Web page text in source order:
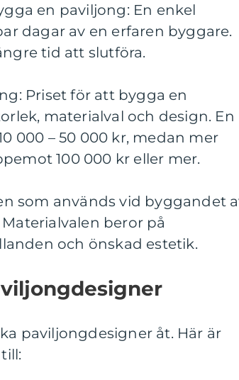
en paviljong: En enkel
dagar av en erfaren byggare.
tid att slutföra.
Priset för att bygga en
materialval och design. En
000 – 50 000 kr, medan mer
100 000 kr eller mer.
som används vid byggandet
beror på
och önskad estetik.
paviljongdesigner åt. Här är